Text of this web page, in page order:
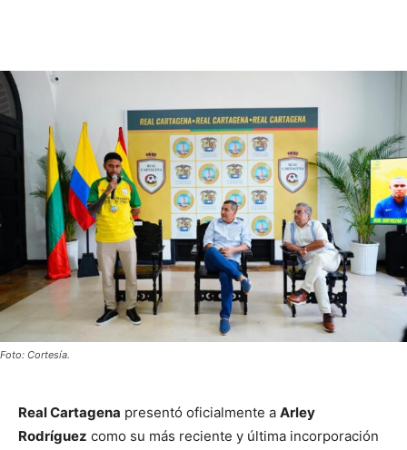
Foto: Cortesía.
Real Cartagena presentó oficialmente a Arley
Rodríguez como su más reciente y última incorporación